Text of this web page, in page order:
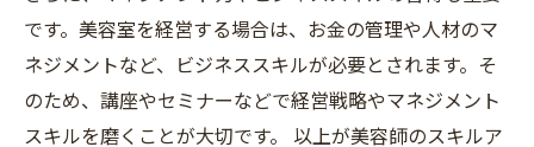
です。美容室を経営する場合は、お金の管理や人材のマ
ネジメントなど、ビジネススキルが必要とされます。そ
のため、講座やセミナーなどで経営戦略やマネジメント
スキルを磨くことが大切です。 以上が美容師のスキルア